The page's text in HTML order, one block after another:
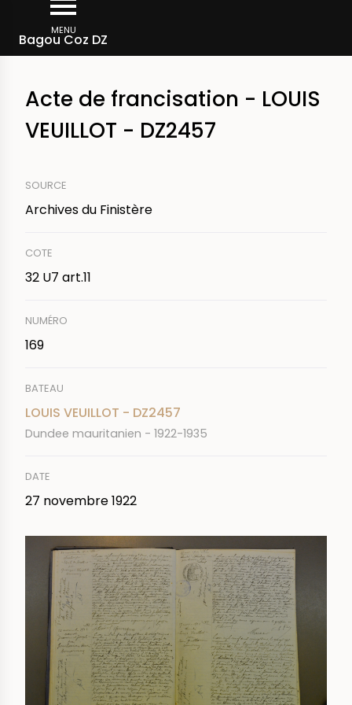
contenu
MENU
Bagou Coz DZ
d'Ariane
Actes de francisation au quartier de Douarnenez
Acte de francisation - LOUIS
VEUILLOT - DZ2457
SOURCE
Archives du Finistère
COTE
32 U7 art.11
NUMÉRO
169
BATEAU
LOUIS VEUILLOT - DZ2457
Dundee mauritanien - 1922-1935
DATE
27 novembre 1922